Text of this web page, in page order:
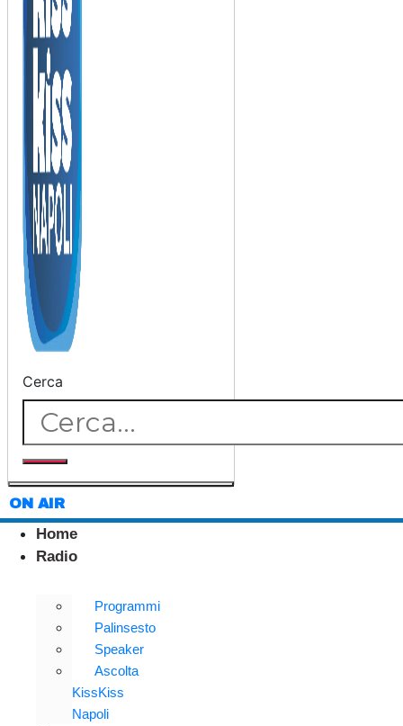
Cerca
ON AIR
Home
Radio
Programmi
Palinsesto
Speaker
Ascolta
KissKiss
Napoli